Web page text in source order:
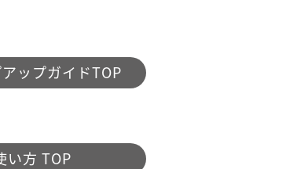
ップガイドTOP
い方 TOP